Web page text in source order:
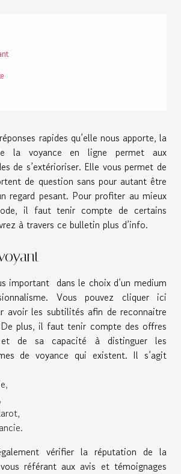
rapides qu’elle nous apporte, la
la voyance en ligne permet aux
de s’extérioriser. Elle vous permet de
de question sans pour autant être
regard pesant. Pour profiter au mieux
il faut tenir compte de certains
à travers ce bulletin plus d’info.
important dans le choix d’un medium
Vous pouvez cliquer ici
avoir les subtilités afin de reconnaitre
plus, il faut tenir compte des offres
et de sa capacité à distinguer les
de voyance qui existent. Il s’agit
vérifier la réputation de la
référant aux avis et témoignages